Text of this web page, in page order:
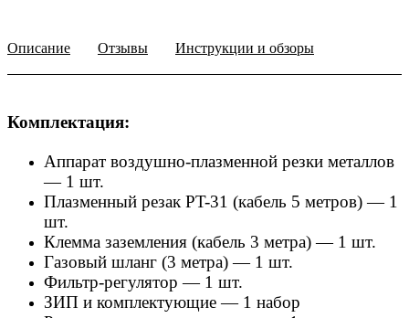
Описание Отзывы Инструкции и обзоры
Комплектация:
Аппарат воздушно-плазменной резки металлов
— 1 шт.
Плазменный резак PT-31 (кабель 5 метров) — 1
шт.
Клемма заземления (кабель 3 метра) — 1 шт.
Газовый шланг (3 метра) — 1 шт.
Фильтр-регулятор — 1 шт.
ЗИП и комплектующие — 1 набор